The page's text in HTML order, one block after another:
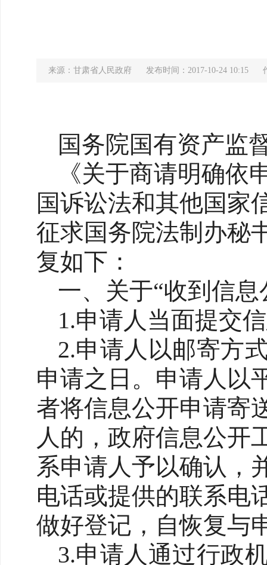
来源：甘肃省人民政府 发布时间：2017-10-24 10:15
国务院国有资产监
《关于商请明确
国诉讼法和其他国家
征求国务院法制办秘
复如下：
一、关于“收到信
1.申请人当面提交
2.申请人以邮寄方
申请之日。申请人以
者将信息公开申请寄
人的，政府信息公开
系申请人予以确认，
电话或提供的联系电
做好登记，自恢复与
3.申请人通过行政